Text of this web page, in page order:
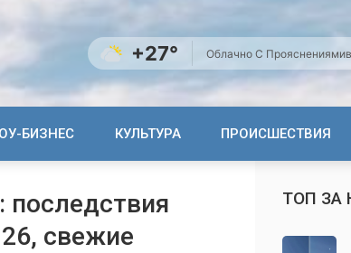
+27° Облачно С Прояснениями
БИЗНЕС КУЛЬТУРА ПРОИСШЕСТВИЯ
последствия
свежие
ТОП ЗА